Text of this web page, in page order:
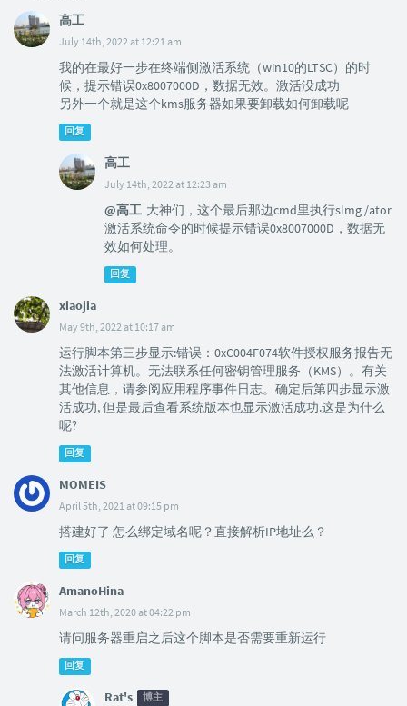
高工
July 14th, 2022 at 12:21 am
我的在最好一步在终端侧激活系统（win10的LTSC）的时
候，提示错误0x8007000D，数据无效。激活没成功
另外一个就是这个kms服务器如果要卸载如何卸载呢
回复
高工
July 14th, 2022 at 12:23 am
@高工 大神们，这个最后那边cmd里执行slmg /ator
激活系统命令的时候提示错误0x8007000D，数据无
效如何处理。
回复
xiaojia
May 9th, 2022 at 10:17 am
运行脚本第三步显示:错误：0xC004F074软件授权服务报告无
法激活计算机。无法联系任何密钥管理服务（KMS）。有关
其他信息，请参阅应用程序事件日志。确定后第四步显示激
活成功, 但是最后查看系统版本也显示激活成功.这是为什么
呢?
回复
MOMEIS
April 5th, 2021 at 09:15 pm
搭建好了 怎么绑定域名呢？直接解析IP地址么？
回复
AmanoHina
March 12th, 2020 at 04:22 pm
请问服务器重启之后这个脚本是否需要重新运行
回复
Rat's 博主